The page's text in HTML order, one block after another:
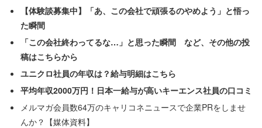
【体験談募集中】「あ、この会社で頑張るのやめよう」と悟っ
た瞬間
「この会社終わってるな…」と思った瞬間 など、その他の投
稿はこちらから
ユニクロ社員の年収は？給与明細はこちら
平均年収2000万円！日本一給与が高いキーエンス社員の口コミ
メルマガ会員数64万のキャリコネニュースで企業PRをしませ
んか？【媒体資料】